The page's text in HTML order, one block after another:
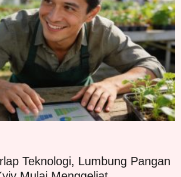
Teknologi, Lumbung Pangan